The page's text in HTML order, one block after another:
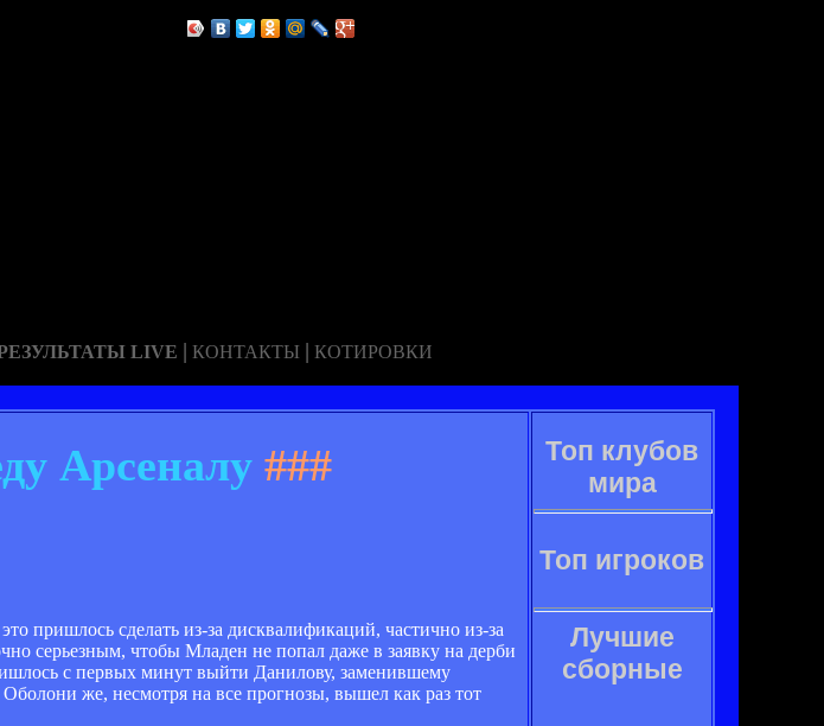
LIVE | КОНТАКТЫ | КОТИРОВКИ
Арсеналу ###
пришлось сделать из-за дисквалификаций, частично из-за
серьезным, чтобы Младен не попал даже в заявку на дерби
с первых минут выйти Данилову, заменившему
же, несмотря на все прогнозы, вышел как раз тот
Топ клубов
мира
Топ игроков
Лучшие
сборные